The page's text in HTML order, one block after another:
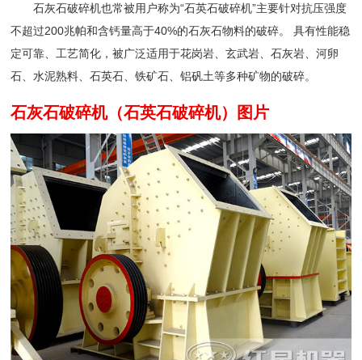
石灰石破碎机也常被用户称为“石英石破碎机”主要针对抗压强度
不超过200兆帕和含钙量高于40%的石灰石物料的破碎。 具有性能稳
定可靠、工艺简化，被广泛适用于花岗岩、玄武岩、石灰岩、河卵
石、水泥熟料、石英石、铁矿石、铝矾土等多种矿物的破碎。
石灰石破碎机（石英石破碎机）图片